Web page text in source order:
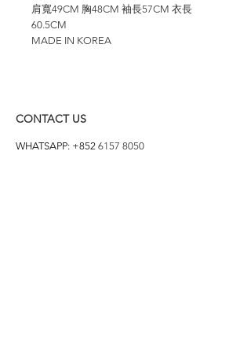
肩寬49CM 胸48CM 袖長57CM 衣長
60.5CM
MADE IN KOREA
CONTACT US
WHATSAPP: +852 6157 8050